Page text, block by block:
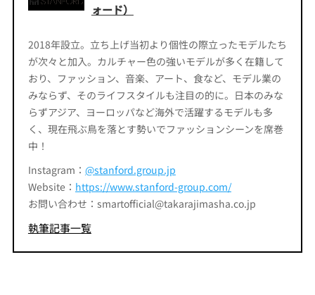
ォード）
2018年設立。立ち上げ当初より個性の際立ったモデルたち
が次々と加入。カルチャー色の強いモデルが多く在籍して
おり、ファッション、音楽、アート、食など、モデル業の
みならず、そのライフスタイルも注目の的に。日本のみな
らずアジア、ヨーロッパなど海外で活躍するモデルも多
く、現在飛ぶ鳥を落とす勢いでファッションシーンを席巻
中！
Instagram： @stanford.group.jp
Website： https://www.stanford-group.com/
お問い合わせ：smartofficial@takarajimasha.co.jp
執筆記事一覧